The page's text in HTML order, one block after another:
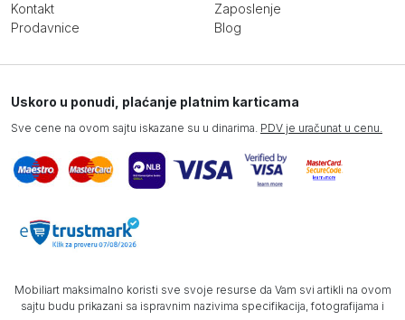
Kontakt
Prodavnice
Zaposlenje
Blog
Uskoro u ponudi, plaćanje platnim karticama
Sve cene na ovom sajtu iskazane su u dinarima. PDV je uračunat u cenu.
Mobiliart maksimalno koristi sve svoje resurse da Vam svi artikli na ovom
sajtu budu prikazani sa ispravnim nazivima specifikacija, fotografijama i